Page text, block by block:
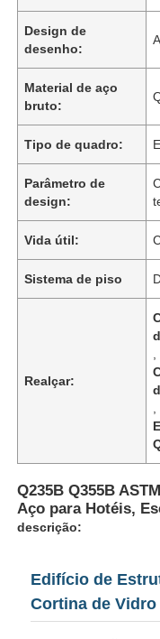
Design de
desenho:
Material de aço
bruto:
Tipo de quadro:
Parâmetro de
design:
Vida útil:
Sistema de piso
Realçar:
Q235B Q355B
Aço para Hotéis,
descrição:
Edifício de
Cortina de